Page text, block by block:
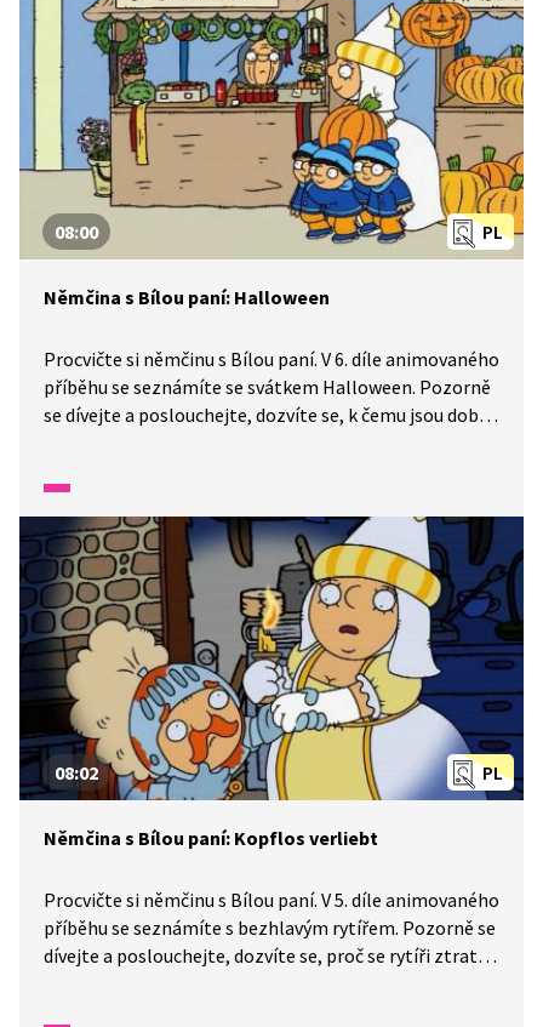
PL
08:00
Němčina s Bílou paní: Halloween
Procvičte si němčinu s Bílou paní. V 6. díle animovaného
příběhu se seznámíte se svátkem Halloween. Pozorně
se dívejte a poslouchejte, dozvíte se, k čemu jsou dobré
PL
08:02
Němčina s Bílou paní: Kopflos verliebt
Procvičte si němčinu s Bílou paní. V 5. díle animovaného
příběhu se seznámíte s bezhlavým rytířem. Pozorně se
dívejte a poslouchejte, dozvíte se, proč se rytíři ztratila